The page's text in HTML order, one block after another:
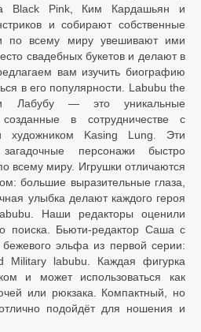
Black Pink, Ким Кардашьян и
и собирают собственные
по всему миру увешивают ими
свадебных букетов и делают в
вам изучить биографию
в его популярности. Labubu the
Лабубу — это уникальные
в сотрудничестве с
Kasing Lung. Эти
персонажи быстро
всему миру. Игрушки отличаются
большие выразительные глаза,
улыбка делают каждого героя
Наши редакторы оценили
поиска. Бьюти-редактор Саша с
эльфа из первой серии:
Military labubu. Каждая фигурка
и может использоваться как
или рюкзака. Компактный, но
подойдёт для ношения и